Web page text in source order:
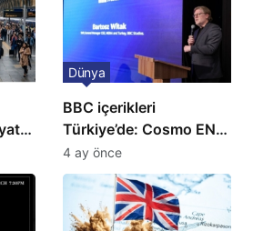
BBC içerikleri
Türkiye’de: Cosmo EN
ve BBC Player yayında
Dünya
4 ay önce